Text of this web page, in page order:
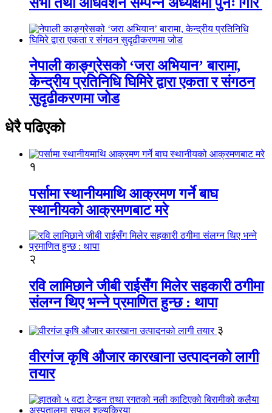
नेपाली काङ्ग्रेसको ‘जरा अभियान’ बारामा,
केन्द्रीय प्रतिनिधि घिमिरे द्वारा एकता र संगठन
सुदृढीकरणमा जोड
धेरै पढिएको
१
पर्सामा स्थानीयमाथि आक्रमण गर्ने बाघ
स्थानीयको आक्रमणबाट मरे
२
रवि लामिछाने जीबी राईसँग मिलेर सहकारी ठगीमा
संलग्न थिए भन्ने प्रमाणित हुन्छ : थापा
३
वीरगंज कृषि औजार कारखाना उत्पादनको लागी
तयार